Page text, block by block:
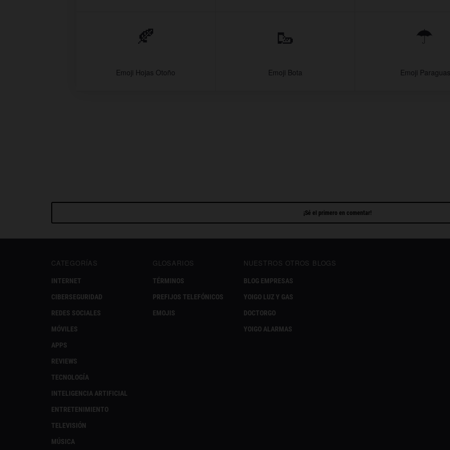
🍂
Emoji Hojas Otoño
🥾
Emoji Bota
☂
Emoji
¡Sé el primero en comentar!
CATEGORÍAS
INTERNET
CIBERSEGURIDAD
REDES SOCIALES
MÓVILES
APPS
REVIEWS
TECNOLOGÍA
INTELIGENCIA ARTIFICIAL
ENTRETENIMIENTO
TELEVISIÓN
MÚSICA
GLOSARIOS
TÉRMINOS
PREFIJOS TELEFÓNICOS
EMOJIS
NUESTROS OTROS BLOGS
BLOG EMPRESAS
YOIGO LUZ Y GAS
DOCTORGO
YOIGO ALARMAS